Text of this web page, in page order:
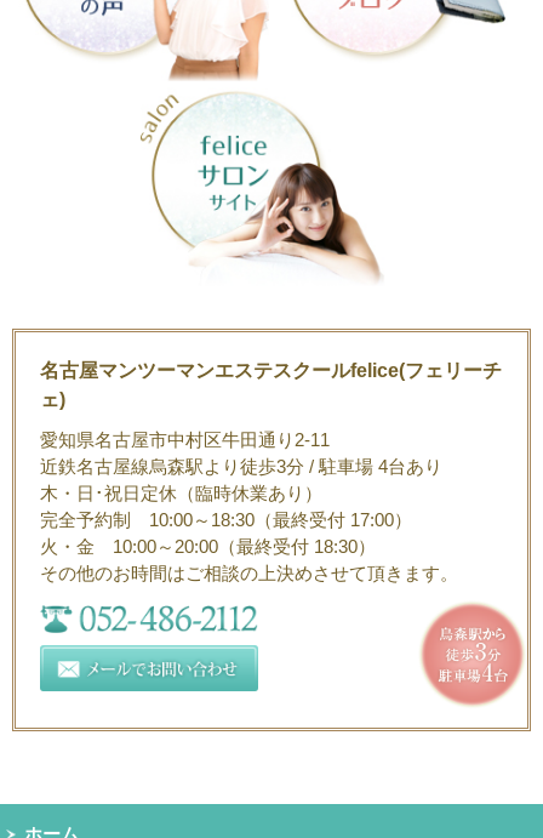
名古屋マンツーマンエステスクールfelice(フェリーチ
ェ)
愛知県名古屋市中村区牛田通り2-11
近鉄名古屋線烏森駅より徒歩3分 / 駐車場 4台あり
木・日･祝日定休（臨時休業あり）
完全予約制 10:00～18:30（最終受付 17:00）
火・金 10:00～20:00（最終受付 18:30）
その他のお時間はご相談の上決めさせて頂きます。
ホーム